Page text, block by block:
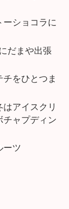
ショコラに
だまや出張
をひとつま
アイスクリ
ャプディン
ーツ